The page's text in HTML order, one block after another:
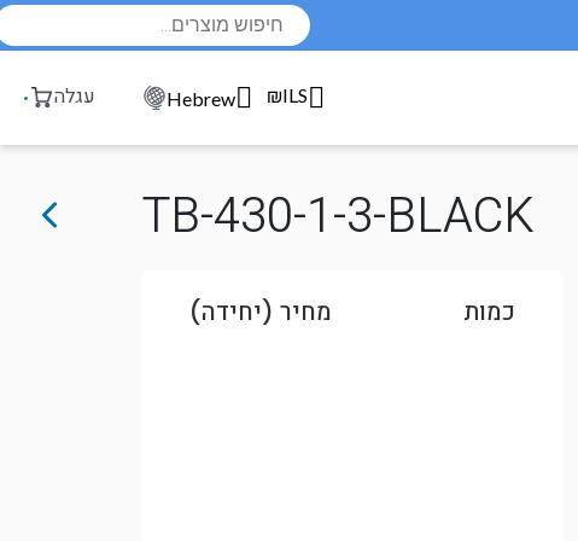
עגלה Hebrew ₪ILS
TB-430-1-3-BLACK
כמות מחיר (יחידה)